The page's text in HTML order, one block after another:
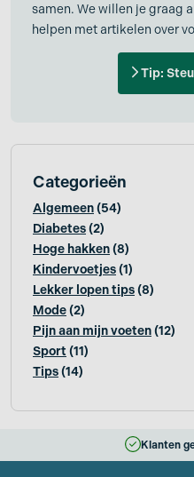
samen. We willen je graag
helpen met artikelen over
Tip:
Categorieën
Algemeen(54)
Diabetes(2)
Hoge hakken(8)
Kindervoetjes(1)
Lekker lopen tips(8)
Mode(2)
Pijn aan mijn voeten(12)
Sport (11)
Tips(14)
Klanten